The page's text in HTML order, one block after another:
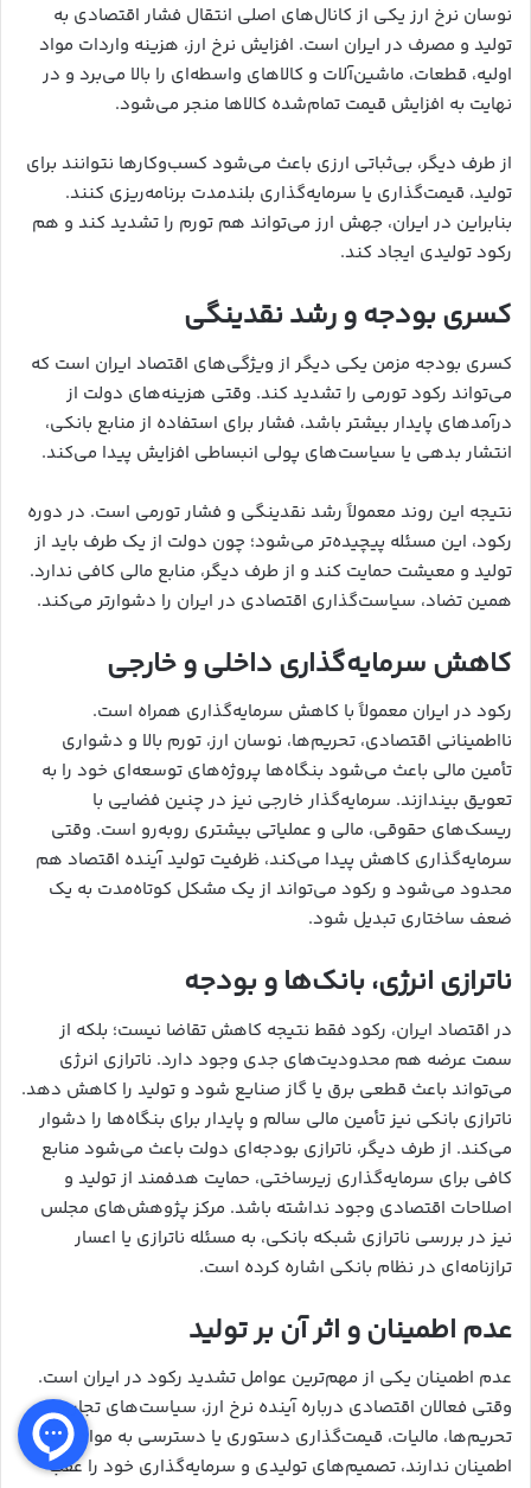
نوسان نرخ ارز یکی از کانال‌های اصلی انتقال فشار اقتصادی به
تولید و مصرف در ایران است. افزایش نرخ ارز، هزینه واردات مواد
اولیه، قطعات، ماشین‌آلات و کالاهای واسطه‌ای را بالا می‌برد و در
نهایت به افزایش قیمت تمام‌شده کالاها منجر می‌شود.
از طرف دیگر، بی‌ثباتی ارزی باعث می‌شود کسب‌وکارها نتوانند برای
تولید، قیمت‌گذاری یا سرمایه‌گذاری بلندمدت برنامه‌ریزی کنند.
بنابراین در ایران، جهش ارز می‌تواند هم تورم را تشدید کند و هم
رکود تولیدی ایجاد کند.
کسری بودجه و رشد نقدینگی
کسری بودجه مزمن یکی دیگر از ویژگی‌های اقتصاد ایران است که
می‌تواند رکود تورمی را تشدید کند. وقتی هزینه‌های دولت از
درآمدهای پایدار بیشتر باشد، فشار برای استفاده از منابع بانکی،
انتشار بدهی یا سیاست‌های پولی انبساطی افزایش پیدا می‌کند.
نتیجه این روند معمولاً رشد نقدینگی و فشار تورمی است. در دوره
رکود، این مسئله پیچیده‌تر می‌شود؛ چون دولت از یک طرف باید از
تولید و معیشت حمایت کند و از طرف دیگر، منابع مالی کافی ندارد.
همین تضاد، سیاست‌گذاری اقتصادی در ایران را دشوارتر می‌کند.
کاهش سرمایه‌گذاری داخلی و خارجی
رکود در ایران معمولاً با کاهش سرمایه‌گذاری همراه است.
نااطمینانی اقتصادی، تحریم‌ها، نوسان ارز، تورم بالا و دشواری
تأمین مالی باعث می‌شود بنگاه‌ها پروژه‌های توسعه‌ای خود را به
تعویق بیندازند. سرمایه‌گذار خارجی نیز در چنین فضایی با
ریسک‌های حقوقی، مالی و عملیاتی بیشتری روبه‌رو است. وقتی
سرمایه‌گذاری کاهش پیدا می‌کند، ظرفیت تولید آینده اقتصاد هم
محدود می‌شود و رکود می‌تواند از یک مشکل کوتاه‌مدت به یک
ضعف ساختاری تبدیل شود.
ناترازی انرژی، بانک‌ها و بودجه
در اقتصاد ایران، رکود فقط نتیجه کاهش تقاضا نیست؛ بلکه از
سمت عرضه هم محدودیت‌های جدی وجود دارد. ناترازی انرژی
می‌تواند باعث قطعی برق یا گاز صنایع شود و تولید را کاهش دهد.
ناترازی بانکی نیز تأمین مالی سالم و پایدار برای بنگاه‌ها را دشوار
می‌کند. از طرف دیگر، ناترازی بودجه‌ای دولت باعث می‌شود منابع
کافی برای سرمایه‌گذاری زیرساختی، حمایت هدفمند از تولید و
اصلاحات اقتصادی وجود نداشته باشد. مرکز پژوهش‌های مجلس
نیز در بررسی ناترازی شبکه بانکی، به مسئله ناترازی یا اعسار
ترازنامه‌ای در نظام بانکی اشاره کرده است.
عدم اطمینان و اثر آن بر تولید
عدم اطمینان یکی از مهم‌ترین عوامل تشدید رکود در ایران است.
وقتی فعالان اقتصادی درباره آینده نرخ ارز، سیاست‌های تجاری،
تحریم‌ها، مالیات، قیمت‌گذاری دستوری یا دسترسی به مواد اولیه
اطمینان ندارند، تصمیم‌های تولیدی و سرمایه‌گذاری خود را عقب